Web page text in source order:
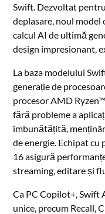
Swift. Dezvoltat
deplasare, noul
calcul AI de ultimă
design impresionant,
La baza modelului
generație de
procesor AMD
fără probleme a
îmbunătățită,
de energie. Echipat
16 asigură
streaming, editare și
Ca PC Copilot+, Swift
unice, precum Recall,